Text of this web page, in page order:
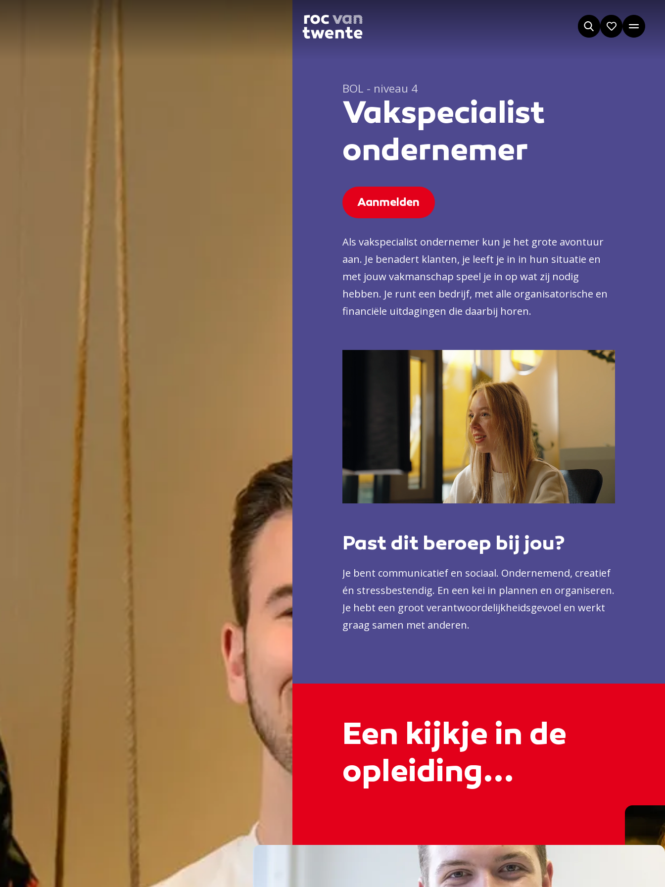
BOL - niveau 4
Vakspecialist
ondernemer
Aanmelden
Als vakspecialist ondernemer kun je het grote avontuur
aan. Je benadert klanten, je leeft je in in hun situatie en
met jouw vakmanschap speel je in op wat zij nodig
hebben. Je runt een bedrijf, met alle organisatorische en
financiële uitdagingen die daarbij horen.
Past dit beroep bij jou?
Je bent communicatief en sociaal. Ondernemend, creatief
én stressbestendig. En een kei in plannen en organiseren.
Je hebt een groot verantwoordelijkheidsgevoel en werkt
graag samen met anderen.
Een kijkje in de
opleiding...